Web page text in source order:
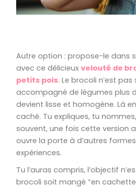
Autre option : propose-le dans
avec ce délicieuxvelouté de
petits pois. Le brocoli n’est pas
accompagné de légumes plus
devient lisse et homogène. Là
caché. Tu expliques, tu
souvent, une fois cette version
ouvre la porte à d’autres
expériences.
Tu l’auras compris, l’objectif
brocoli soit mangé “en